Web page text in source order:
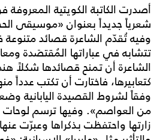
أصدرت الكاتبة الكويتية
شعرياً جديداً بعنوان «موسيقى
وفيه تُقدّم الشاعرة قصائد متنوعة
تتشابه في عباراتها المُقتصَدة
الشاعرة أن تمنح قصائدها شكلاً
كتعابيرها، فاختارت أن تكتب عدداً
وفقاً لشروط القصيدة اليابانية
من العواصم». وفيها ترسم لوحات
زارتها واحتفظت بذكراها وعبرّت